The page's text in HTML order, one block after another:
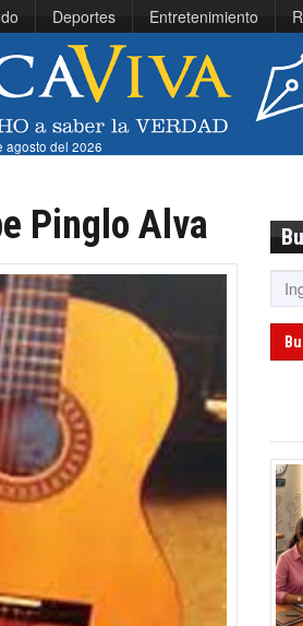
Deportes Entretenimiento
agosto del 2026
Pinglo Alva